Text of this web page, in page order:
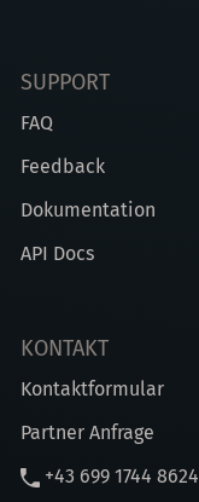
SUPPORT
FAQ
Feedback
Dokumentation
API Docs
KONTAKT
Kontaktformular
Partner Anfrage
+43 699 1744 8624